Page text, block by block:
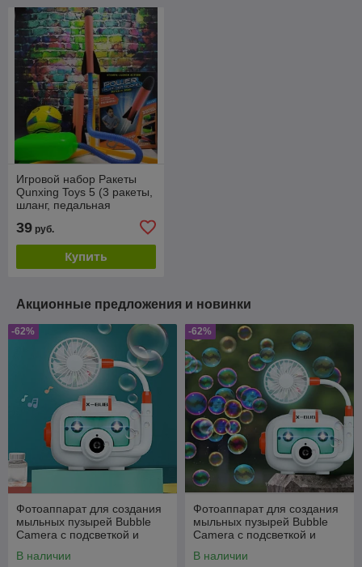
Игровой набор Ракеты
Qunxing Toys 5 (3 ракеты,
шланг, педальная
додставка)
39 руб.
Купить
Акционные предложения и новинки
-62%
Фотоаппарат для создания
мыльных пузырей Bubble
Camera с подсветкой и
В наличии
-62%
Фотоаппарат для создания
мыльных пузырей Bubble
Camera с подсветкой и
В наличии